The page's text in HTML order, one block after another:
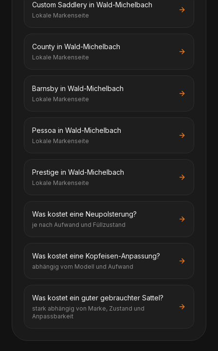
Custom Saddlery in Wald-Michelbach
Lokale Markenseite
County in Wald-Michelbach
Lokale Markenseite
Barnsby in Wald-Michelbach
Lokale Markenseite
Pessoa in Wald-Michelbach
Lokale Markenseite
Prestige in Wald-Michelbach
Lokale Markenseite
Was kostet eine Neupolsterung?
je nach Aufwand und Füllzustand
Was kostet eine Kopfeisen-Anpassung?
abhängig vom Modell und Aufwand
Was kostet ein guter gebrauchter Sattel?
stark abhängig von Marke, Zustand und
Anpassbarkeit